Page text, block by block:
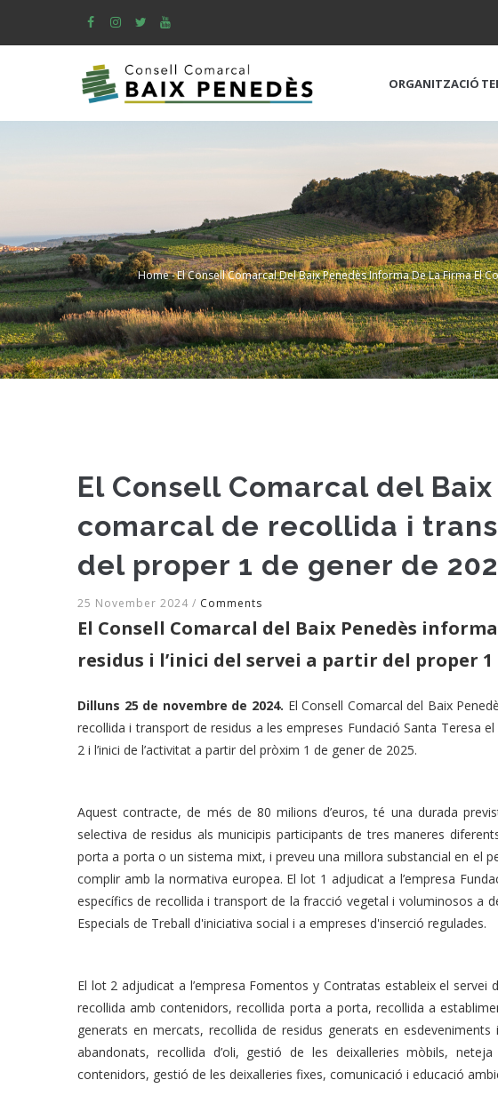
ORGANITZACIÓ
Breadcrumb
Home-El Consell Comarcal Del Baix Penedès Informa De La Firma El
El Consell Comarcal del
comarcal de recollida i
del proper 1 de gener de
25 November 2024 / Comments
El Consell Comarcal del Baix Penedès
residus i l’inici del servei a partir del proper 1
Dilluns 25 de novembre de 2024. El Consell Comarcal del Baix
recollida i transport de residus a les empreses Fundació Santa Teresa
2 i l’inici de l’activitat a partir del pròxim 1 de gener de 2025.
Aquest contracte, de més de 80 milions d’euros, té una durada
selectiva de residus als municipis participants de tres maneres
porta a porta o un sistema mixt, i preveu una millora substancial en el
complir amb la normativa europea. El lot 1 adjudicat a l’empresa
específics de recollida i transport de la fracció vegetal i voluminosos a
Especials de Treball d'iniciativa social i a empreses d'inserció regulades.
El lot 2 adjudicat a l’empresa Fomentos y Contratas estableix el servei
recollida amb contenidors, recollida porta a porta, recollida a
generats en mercats, recollida de residus generats en
abandonats, recollida d’oli, gestió de les deixalleries mòbils,
contenidors, gestió de les deixalleries fixes, comunicació i educació